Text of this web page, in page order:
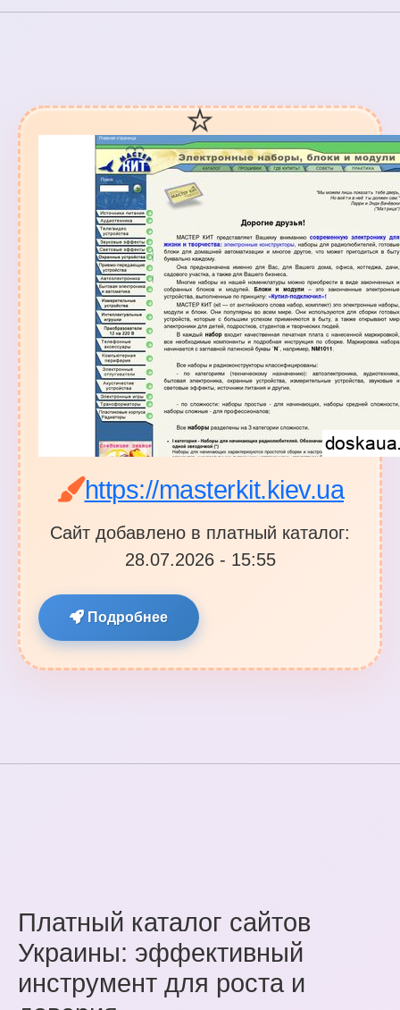
https://masterkit.kiev.ua
Сайт добавлено в платный каталог:
28.07.2026 - 15:55
Подробнее
Платный каталог сайтов
Украины: эффективный
инструмент для роста и